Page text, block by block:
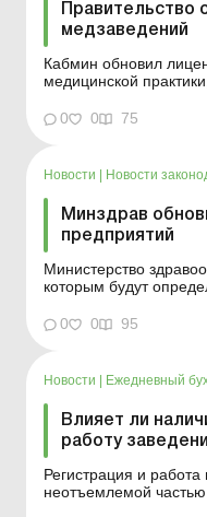
Правительство
медзаведений
Кабмин обновил
медицинской
оказывать
Медицинская
мероприятий для
0 0 75
Новости Новости
Минздрав
предприятий
Министерство
которым будут
сфере здравоохранения.
зарплата как
подтвердить ...
0 0 95
Новости Ежедневный
Влияет ли
работу
Регистрация и
неотъемлемой частью